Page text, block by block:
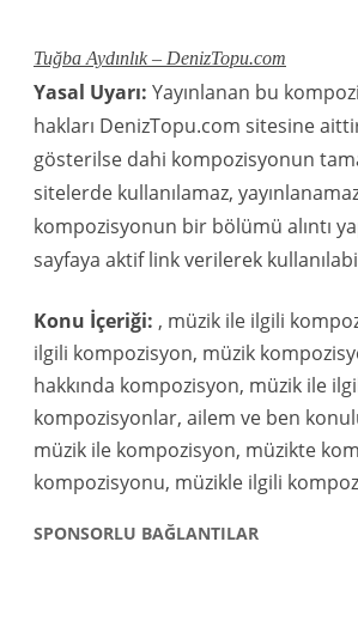
Tuğba Aydınlık – DenizTopu.com
Yasal Uyarı: Yayınlanan bu
hakları DenizTopu.com sitesine
gösterilse dahi kompozisyonun
sitelerde kullanılamaz,
kompozisyonun bir bölümü alıntı
sayfaya aktif link verilerek
Konu İçeriği: , müzik ile ilgili
ilgili kompozisyon, müzik
hakkında kompozisyon, müzik ile
kompozisyonlar, ailem ve ben
müzik ile kompozisyon, müzikte
kompozisyonu, müzikle ilgili
SPONSORLU BAĞLANTILAR